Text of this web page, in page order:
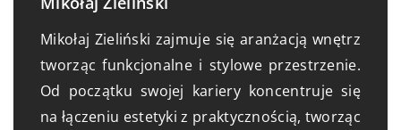
Mikołaj Zieliński zajmuje się aranżacją wnętrz
tworząc funkcjonalne i stylowe przestrzenie.
Od początku swojej kariery koncentruje się
na łączeniu estetyki z praktycznością, tworząc